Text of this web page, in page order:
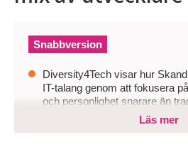
Snabbversion
Diversity4Tech visar hur
IT-talang genom att fokusera
och personlighet snarare än
att säkra framtida kompetens.
Läs mer